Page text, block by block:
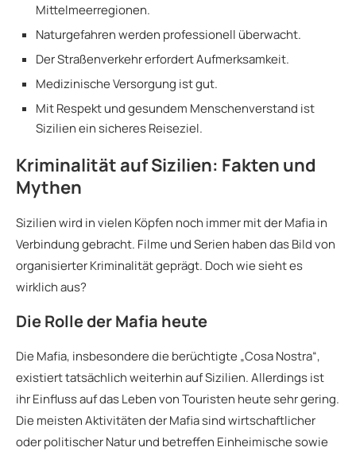
Mittelmeerregionen.
Naturgefahren werden professionell überwacht.
Der Straßenverkehr erfordert Aufmerksamkeit.
Medizinische Versorgung ist gut.
Mit Respekt und gesundem Menschenverstand ist
Sizilien ein sicheres Reiseziel.
Kriminalität auf Sizilien: Fakten und
Mythen
Sizilien wird in vielen Köpfen noch immer mit der Mafia in
Verbindung gebracht. Filme und Serien haben das Bild von
organisierter Kriminalität geprägt. Doch wie sieht es
wirklich aus?
Die Rolle der Mafia heute
Die Mafia, insbesondere die berüchtigte „Cosa Nostra“,
existiert tatsächlich weiterhin auf Sizilien. Allerdings ist
ihr Einfluss auf das Leben von Touristen heute sehr gering.
Die meisten Aktivitäten der Mafia sind wirtschaftlicher
oder politischer Natur und betreffen Einheimische sowie